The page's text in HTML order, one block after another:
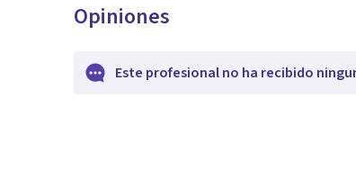
Opiniones
Este profesional no ha recibido